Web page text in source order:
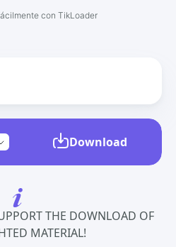
con TikLoader
Download
THE DOWNLOAD OF
MATERIAL!